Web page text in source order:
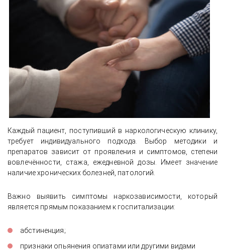
Каждый пациент, поступивший в наркологическую клинику,
требует индивидуального подхода. Выбор методики и
препаратов зависит от проявления и симптомов, степени
вовлечённости, стажа, ежедневной дозы. Имеет значение
наличие хронических болезней, патологий.
Важно выявить симптомы наркозависимости, который
является прямым показанием к госпитализации:
абстиненция;
признаки опьянения опиатами или другими видами